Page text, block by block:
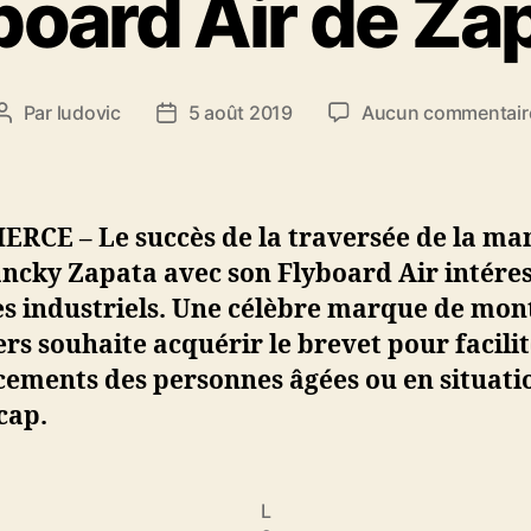
Air de
Auteur
Par ludovic
Date5 août 2019 Aucun
– Le succès de la traversée de la
Zapata avec son Flyboard Air
industriels. Une célèbre marque de
souhaite acquérir le brevet pour
des personnes âgées ou en
L